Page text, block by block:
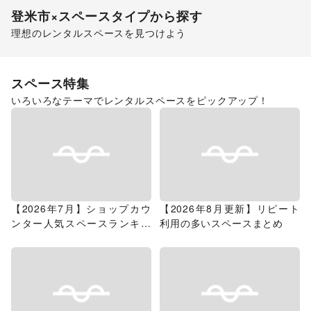
登米市×スペースタイプから探す
理想のレンタルスペースを見つけよう
スペース特集
いろいろなテーマでレンタルスペースをピックアップ！
【2026年7月】ショップカウ
ンター人気スペースランキン
【2026年8月更新】リピート
利用の多いスペースまとめ